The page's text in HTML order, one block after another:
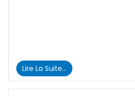
Lire La Suite…